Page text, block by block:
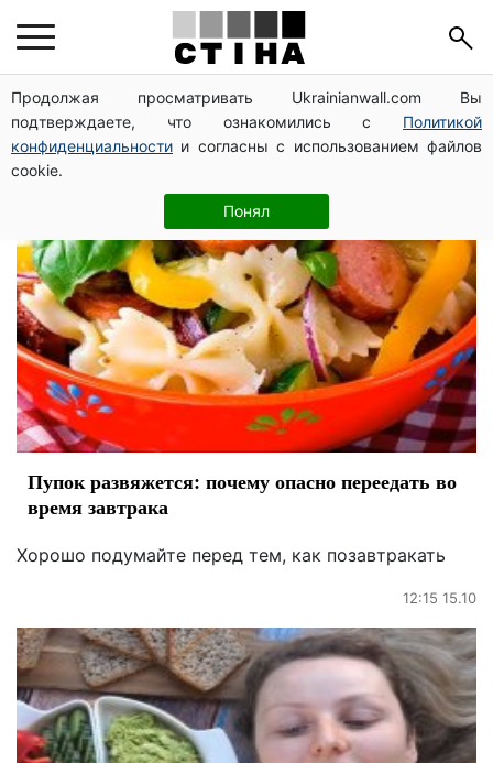
Продолжая просматривать Ukrainianwall.com Вы
подтверждаете, что ознакомились с Политикой
конфиденциальности и согласны с использованием файлов
cookie.
Понял
завтрак
Пупок развяжется: почему опасно переедать во
время завтрака
Хорошо подумайте перед тем, как позавтракать
12:15 15.10